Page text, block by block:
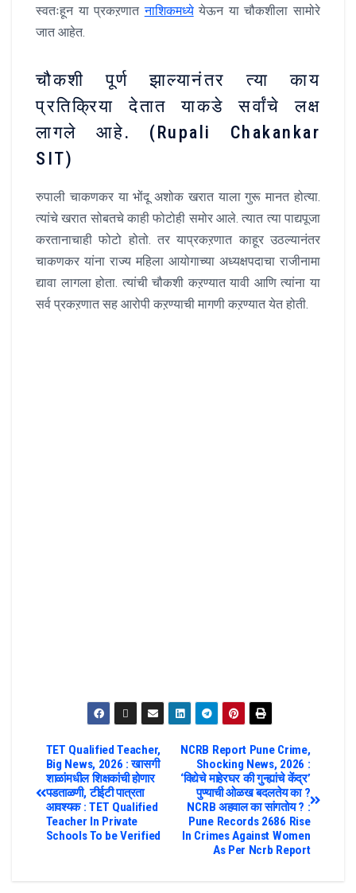
स्वतःहून या प्रकऱणातनाशिकमध्येयेऊन या चौकशीला सामोरे
जात आहेत.
चौकशी पूर्ण झाल्यानंतर त्या काय
प्रतिक्रिया देतात याकडे सर्वांचे लक्ष
लागले आहे. (Rupali Chakankar
SIT)
रुपाली चाकणकर या भोंदू अशोक खरात याला गुरू मानत होत्या.
त्यांचे खरात सोबतचे काही फोटोही समोर आले. त्यात त्या पाद्यपूजा
करतानाचाही फोटो होतो. तर याप्रकऱणात काहूर उठल्यानंतर
चाकणकर यांना राज्य महिला आयोगाच्या अध्यक्षपदाचा राजीनामा
द्यावा लागला होता. त्यांची चौकशी कऱण्यात यावी आणि त्यांना या
सर्व प्रकऱणात सह आरोपी कऱण्याची मागणी कऱण्यात येत होती.
NCRB Report Pune Crime,
Shocking News, 2026 :
‘विद्येचे माहेरघर की गुन्ह्यांचे केंद्र’
पुण्याची ओळख बदलतेय का ?
NCRB अहवाल का सांगतोय ? :
Pune Records 2686 Rise
In Crimes Against Women
As Per Ncrb Report
TET Qualified Teacher,
Big News, 2026 : खासगी
शाळांमधील शिक्षकांची होणार
पडताळणी, टीईटी पात्रता
आवश्यक : TET Qualified
Teacher In Private
Schools To be Verified